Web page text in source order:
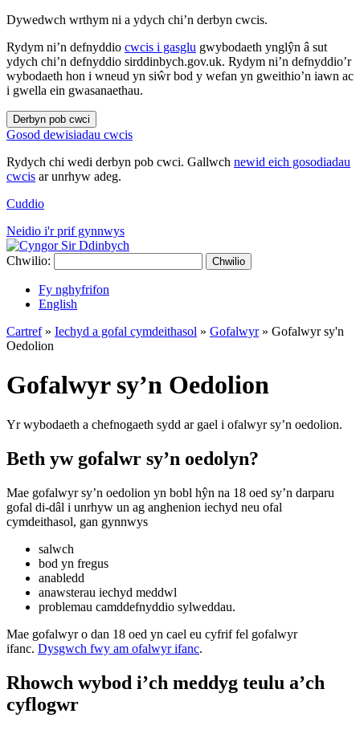
Dywedwch wrthym ni a ydych chi’n derbyn cwcis.
Rydym ni’n defnyddio cwcis i gasglu gwybodaeth ynglŷn â sut
ydych chi’n defnyddio sirddinbych.gov.uk. Rydym ni’n defnyddio’r
wybodaeth hon i wneud yn siŵr bod y wefan yn gweithio’n iawn ac
i gwella ein gwasanaethau.
Derbyn pob cwci
Gosod dewisiadau cwcis
Rydych chi wedi derbyn pob cwci. Gallwch newid eich gosodiadau
cwcis ar unrhyw adeg.
Cuddio
Neidio i'r prif gynnwys
Chwilio: Chwilio
Fy nghyfrifon
English
Cartref» Iechyd a gofal cymdeithasol » Gofalwyr» Gofalwyr sy'n
Oedolion
Gofalwyr sy’n Oedolion
Yr wybodaeth a chefnogaeth sydd ar gael i ofalwyr sy’n oedolion.
Beth yw gofalwr sy’n oedolyn?
Mae gofalwyr sy’n oedolion yn bobl hŷn na 18 oed sy’n darparu
gofal di-dâl i unrhyw un ag anghenion iechyd neu ofal
cymdeithasol, gan gynnwys
salwch
bod yn fregus
anabledd
anawsterau iechyd meddwl
problemau camddefnyddio sylweddau.
Mae gofalwyr o dan 18 oed yn cael eu cyfrif fel gofalwyr
ifanc. Dysgwch fwy am ofalwyr ifanc.
Rhowch wybod i’ch meddyg teulu a’ch
cyflogwr